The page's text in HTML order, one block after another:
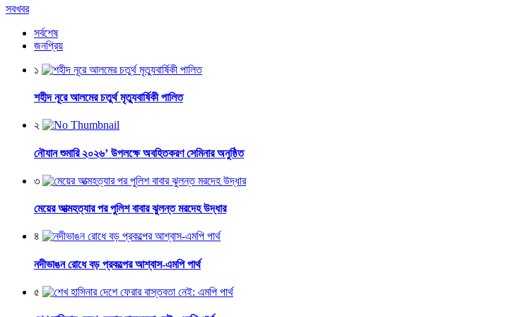
সবখবর
সর্বশেষ
জনপ্রিয়
১
শহীদ নূরে আলমের চতুর্থ মৃত্যুবার্ষিকী পালিত
২
নৌযান শুমারি ২০২৬’ উপলক্ষে অবহিতকরণ সেমিনার অনুষ্ঠিত
৩
মেয়ের আত্মহত্যার পর পুলিশ বাবার ঝুলন্ত মরদেহ উদ্ধার
৪
নদীভাঙন রোধে বড় প্রকল্পের আশ্বাস-এমপি পার্থ
৫